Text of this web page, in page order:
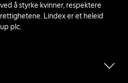
å styrke kvinner, respektere
Lindex er et heleid
plc.